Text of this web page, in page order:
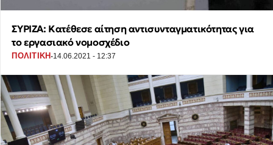
ΣΥΡΙΖΑ: Κατέθεσε αίτηση αντισυνταγματικότητας για
το εργασιακό νομοσχέδιο
ΠΟΛΙΤΙΚΗ ·14.06.2021 - 12:37